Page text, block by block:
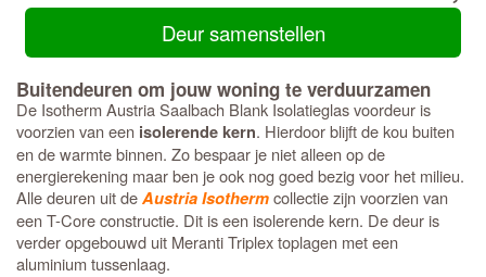
Deur samenstellen
Buitendeuren om jouw woning te verduurzamen
De Isotherm Austria Saalbach Blank Isolatieglas voordeur is
voorzien van een isolerende kern. Hierdoor blijft de kou buiten
en de warmte binnen. Zo bespaar je niet alleen op de
energierekening maar ben je ook nog goed bezig voor het milieu.
Alle deuren uit deAustria Isothermcollectie zijn voorzien van
een T-Core constructie. Dit is een isolerende kern. De deur is
verder opgebouwd uit Meranti Triplex toplagen met een
aluminium tussenlaag.